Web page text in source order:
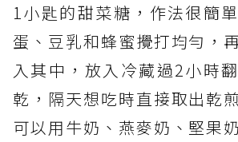
1小匙的甜菜糖，作法很簡
蛋、豆乳和蜂蜜攪打均勻，
入其中，放入冷藏過2小時
乾，隔天想吃時直接取出乾
可以用牛奶、燕麥奶、堅果